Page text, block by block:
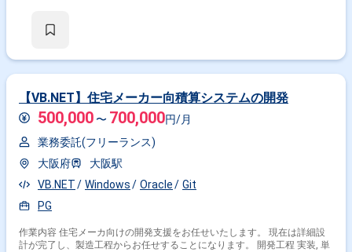
【VB.NET】住宅メーカー向積算システムの開発
500,000 〜 700,000円/月
業務委託(フリーランス)
大阪府
大阪駅
VB.NET
Windows Oracle
Git
PG
作業内容 住宅メーカ向けの開発支援をお任せいたします。 現在は詳細設
計が完了し、製造工程からお任せすることになります。 開発工程 実装, 単